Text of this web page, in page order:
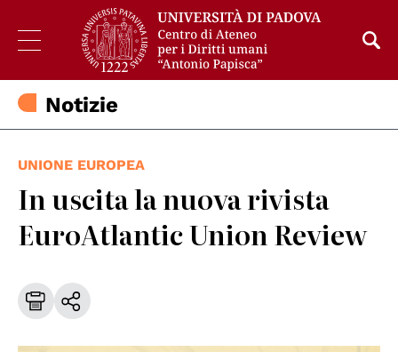
Notizie
UNIONE EUROPEA
In uscita la nuova rivista
EuroAtlantic Union Review